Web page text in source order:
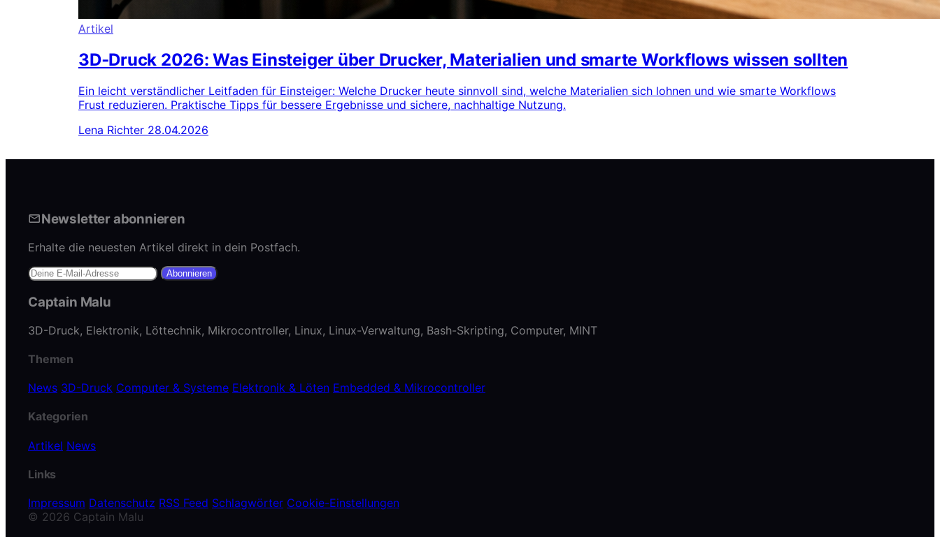
Artikel
3D‑Druck 2026: Was Einsteiger über Drucker, Materialien und smarte Workflows wissen sollten
Ein leicht verständlicher Leitfaden für Einsteiger: Welche Drucker heute sinnvoll sind, welche Materialien sich lohnen und wie smarte Workflows
Frust reduzieren. Praktische Tipps für bessere Ergebnisse und sichere, nachhaltige Nutzung.
Lena Richter 28.04.2026
Newsletter abonnieren
Erhalte die neuesten Artikel direkt in dein Postfach.
Abonnieren
Captain Malu
3D-Druck, Elektronik, Löttechnik, Mikrocontroller, Linux, Linux-Verwaltung, Bash-Skripting, Computer, MINT
Themen
News 3D-Druck Computer & Systeme Elektronik & Löten Embedded & Mikrocontroller
Kategorien
Artikel News
Links
Impressum Datenschutz RSS Feed Schlagwörter Cookie-Einstellungen
© 2026 Captain Malu